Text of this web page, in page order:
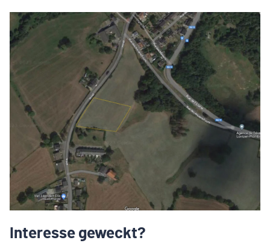
Interesse geweckt?